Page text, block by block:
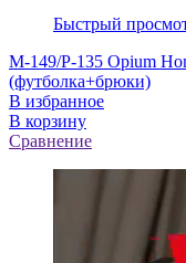
Быстрый
M-149/P-135 Opium
(футболка+брюки)
В избранное
В корзину
Сравнение